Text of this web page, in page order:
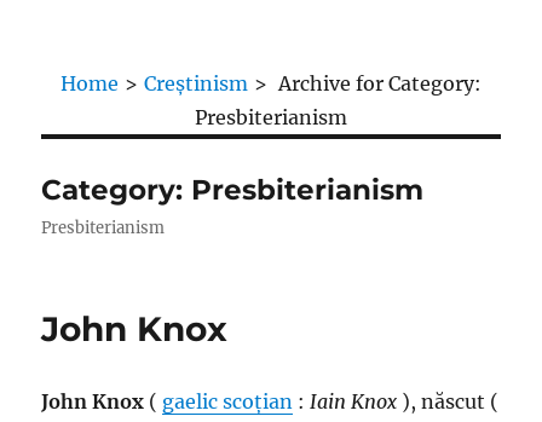
Home > Creștinism > Archive for Category:
Presbiterianism
Category: Presbiterianism
Presbiterianism
John Knox
John Knox ( gaelic scoțian :Iain Knox ), născut (